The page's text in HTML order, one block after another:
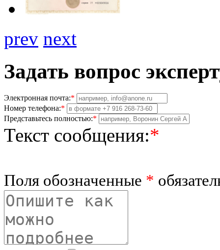
prev next
Задать вопрос
Электронная почта:*
Номер телефона:*
Представьтесь полностью:*
Текст сообщения:*
Поля обозначенные *